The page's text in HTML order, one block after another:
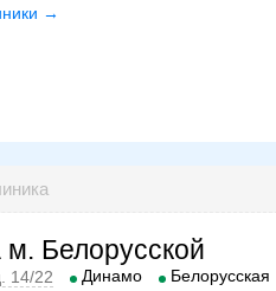
→
Белорусской
14/22 Динамо Белорусская